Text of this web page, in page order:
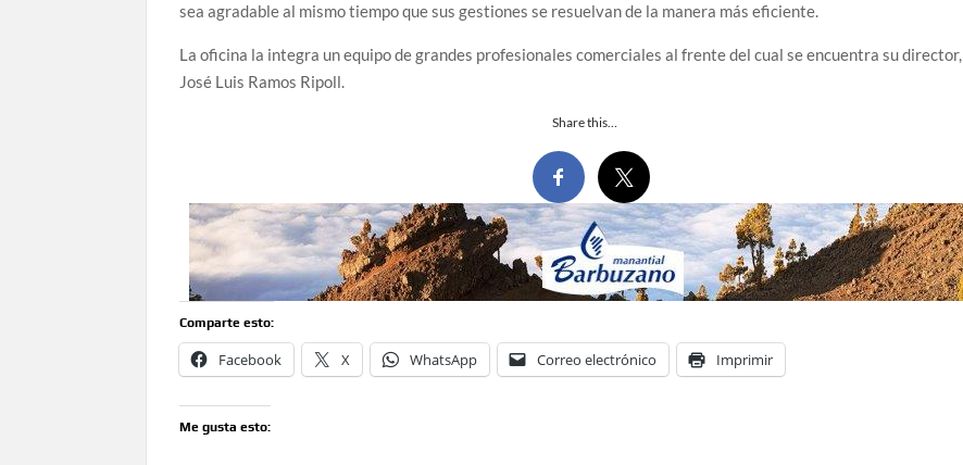
sea agradable al mismo tiempo que sus gestiones se resuelvan de la manera más eficiente.
La oficina la integra un equipo de grandes profesionales comerciales al frente del cual se encuentra su director,
José Luis Ramos Ripoll.
Share this…
Comparte esto:
Facebook X WhatsApp Correo electrónico Imprimir
Me gusta esto: